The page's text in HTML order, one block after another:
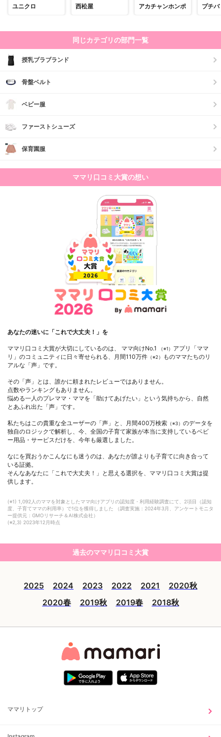
ユニクロ 西松屋 アカチャンホンポ プチバ
同じカテゴリの部門一覧
授乳ブラブランド
骨盤ベルト
ベビー服
ファーストシューズ
保育園服
ママリ口コミ大賞の想い
あなたの迷いに「これで大丈夫！」を
ママリ口コミ大賞が大切にしているのは、 ママ向けNo.1 （※1） アプリ「ママ
リ」のコミュニティに日々寄せられる、月間110万件 （※2）
ものママたちのリ
アルな「声」です。
その「声」とは、誰かに頼まれたレビューではありません。
点数やランキングもありません。
悩める一人のプレママ・ママを「助けてあげたい」という気持ちから、自然
とあふれ出た「声」です。
私たちはこの貴重な全ユーザーの「声」と、月間400万検索 （※3） のデータを
独自のロジックで解析し、今、全国の子育て家族が本当に支持しているベビ
ー用品・サービスだけを、今年も厳選しました。
なにを買おうかこんなにも迷うのは、あなたが誰よりも子育てに向き合って
いる証拠。
そんなあなたに「これで大丈夫！」と思える選択を、ママリ口コミ大賞は提
供します。
(※1) 1,092人のママを対象としたママ向けアプリの認知度・利用経験調査にて、2項目（認知
度、子育てママの利用率）で1位を獲得しました （調査実施：2024年3月、アンケートモニタ
ー提供元：GMOリサーチ＆AI株式会社）
(※2,3) 2023年12月時点
過去のママリ口コミ大賞
2025 2024 2023 2022 2021
2020秋
2020春
2019秋 2019春 2018秋
ママリトップ